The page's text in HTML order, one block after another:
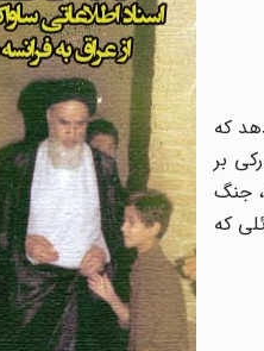
که
بر
جنگ
که